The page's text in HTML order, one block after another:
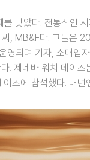
맞았다. 전통적인
, MB&F다. 그들은
영되며 기자, 소매업
. 제네바 워치 데이
즈에 참석했다. 내